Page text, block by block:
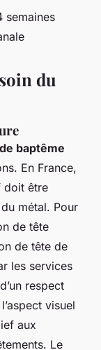
semaines
du
baptême
En France,
doit être
métal. Pour
de tête
de tête de
les services
respect
visuel
aux
Le